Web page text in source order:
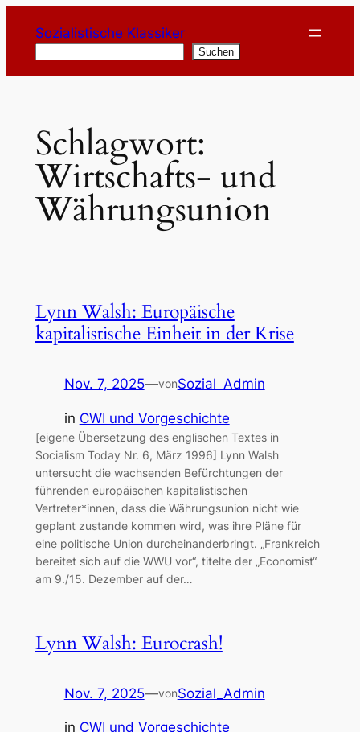
Inhalt
springen
Sozialistische Klassiker
Suchen
Schlagwort:
Wirtschafts- und
Währungsunion
Lynn Walsh: Europäische
kapitalistische Einheit in der Krise
Nov. 7, 2025—vonSozial_Admin
in CWI und Vorgeschichte
[eigene Übersetzung des englischen Textes in
Socialism Today Nr. 6, März 1996] Lynn Walsh
untersucht die wachsenden Befürchtungen der
führenden europäischen kapitalistischen
Vertreter*innen, dass die Währungsunion nicht wie
geplant zustande kommen wird, was ihre Pläne für
eine politische Union durcheinanderbringt. „Frankreich
bereitet sich auf die WWU vor“, titelte der „Economist“
am 9./15. Dezember auf der…
Lynn Walsh: Eurocrash!
Nov. 7, 2025—vonSozial_Admin
in CWI und Vorgeschichte